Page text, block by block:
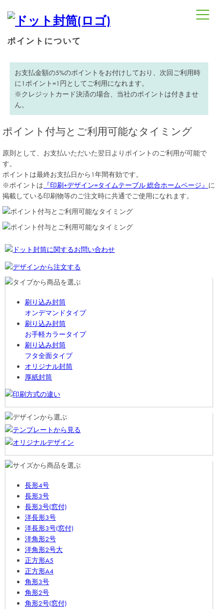
ポイントについて
お支払金額の5%のポイントをお付けしており、次回ご利用時
に 1ポイント=1円としてご利用になれます。
※クレジットカード決済の場合、当社のポイントは付きませ
ん。
ポイント付与とご利用可能なタイミング
原則として、お支払いただいた翌日よりポイントのご利用が可能で
す。
ポイントは最終お支払日から1年間有効です。
※ポイントは 『印刷+デザイン=タイムテーブル 総合ホームページ』 に
掲載している印刷物等のご注文時に共通でご使用になれます。
刷り込み封筒
オンデマンドタイプ
刷り込み封筒
お手軽カラータイプ
刷り込み封筒
フタ全面タイプ
オリジナル封筒
厚紙封筒
長形4号
長形3号
長形3号(窓付)
洋長形3号
洋長形3号(窓付)
洋角形2号
洋角形2号大
正方形A5
正方形A4
角形3号
角形2号
角形2号(窓付)